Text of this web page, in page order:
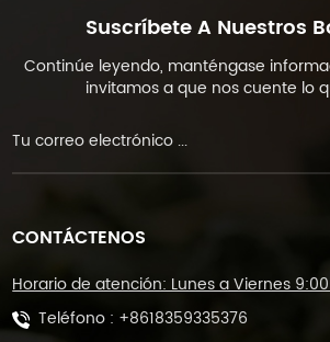
Suscríbete A Nuestros
Continúe leyendo, manténgase
invitamos a que nos cuente lo
CONTÁCTENOS
Horario de atención: Lunes a Viernes
Teléfono : +8618359335376